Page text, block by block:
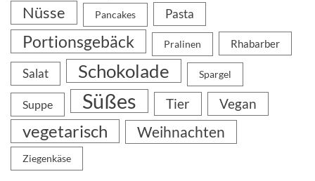
Nüsse Pancakes Pasta
Portionsgebäck Pralinen Rhabarber
Salat Schokolade Spargel
Suppe Süßes Tier Vegan
vegetarisch Weihnachten
Ziegenkäse